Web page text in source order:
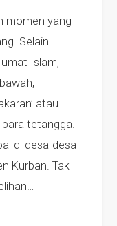
momen yang
Selain
Islam,
atau
tetangga.
di desa-desa
Kurban. Tak